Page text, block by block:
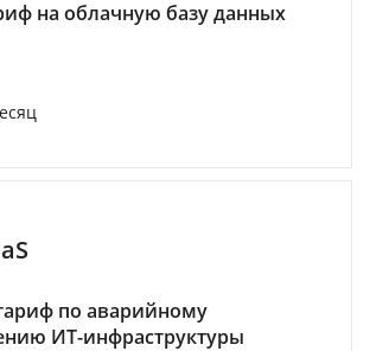
на облачную базу данных
по аварийному
ИТ-инфраструктуры